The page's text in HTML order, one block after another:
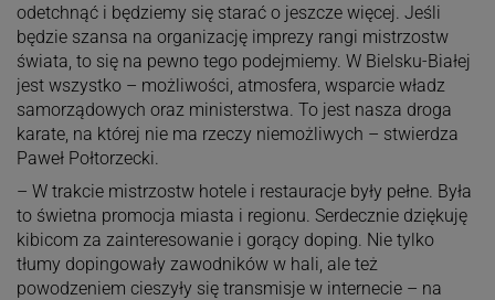
odetchnąć i będziemy się starać o jeszcze więcej. Jeśli
będzie szansa na organizację imprezy rangi mistrzostw
świata, to się na pewno tego podejmiemy. W Bielsku-Białej
jest wszystko – możliwości, atmosfera, wsparcie władz
samorządowych oraz ministerstwa. To jest nasza droga
karate, na której nie ma rzeczy niemożliwych – stwierdza
Paweł Połtorzecki.
– W trakcie mistrzostw hotele i restauracje były pełne. Była
to świetna promocja miasta i regionu. Serdecznie dziękuję
kibicom za zainteresowanie i gorący doping. Nie tylko
tłumy dopingowały zawodników w hali, ale też
powodzeniem cieszyły się transmisje w internecie – na